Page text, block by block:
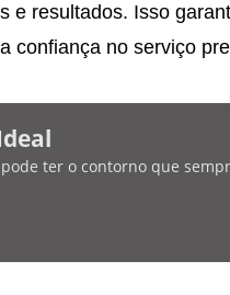
e resultados. Isso
confiança no serviço
ter o contorno que